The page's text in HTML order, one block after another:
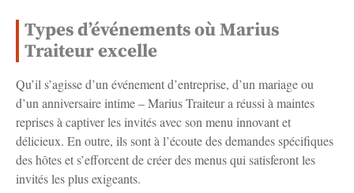
Types d’événements où Marius
Traiteur excelle
Qu’il s’agisse d’un événement d’entreprise, d’un mariage ou
d’un anniversaire intime – Marius Traiteur a réussi à maintes
reprises à captiver les invités avec son menu innovant et
délicieux. En outre, ils sont à l’écoute des demandes spécifiques
des hôtes et s’efforcent de créer des menus qui satisferont les
invités les plus exigeants.